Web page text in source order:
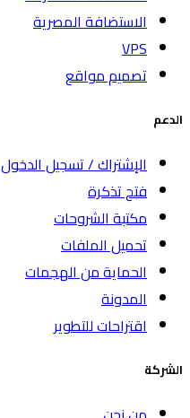
الاستضافة المصرية
VPS
تصميم مواقع
الدعم
الإشتراك / تسجيل الدخول
فتح تذكرة
مكتبة الشروحات
تحميل الملفات
الحماية من الهجمات
المدونة
اقتراحات للتطوير
الشركة